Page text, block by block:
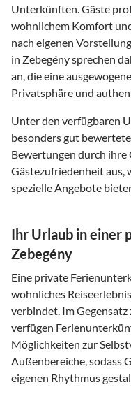
Unterkünften. Gäste
wohnlichem Komfort
nach eigenen
in Zebegény sprechen
an, die eine
Privatsphäre und
Unter den verfügbaren
besonders gut
Bewertungen durch
Gästezufriedenheit
spezielle Angebote
Ihr Urlaub in einer
Zebegény
Eine private
wohnliches
verbindet. Im
verfügen
Möglichkeiten zur
Außenbereiche, sodass
eigenen Rhythmus